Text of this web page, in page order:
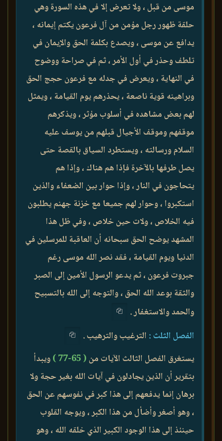
موسى من قبل ، ولا تعرض إلا في هذه السورة وهي
حلقة ظهور رجل مؤمن من آل فرعون يكتم إيمانه ،
يدافع عن موسى ، ويصدع بكلمة الحق والإيمان في
تلطف وحذر في أول الأمر ، ثم في صراحة ووضوح
في النهاية ، ويعرض في جدله مع فرعون حجج الحق
وبراهينه قوية ناصعة ، يحذرهم يوم القيامة ، ويمثل
لهم بعض مشاهده في أسلوب مؤثر ، ويذكرهم
موقفهم وموقف الأجيال قبلهم من يوسف عليه
السلام ورسالته ، ويستطرد السياق بالقصة حتى
يصل طرفها بالآخرة فإذا هم هناك ، وإذا هم
يتحاجون في النار ، وإذا حوار بين الضعفاء والذين
استكبروا ، وحوار لهم جميعا مع خزنة جهنم يطلبون
فيه الخلاص ، ولات حين خلاص ، وفي ظل هذا
المشهد يوضح الحق سبحانه أن العاقبة للمرسلين في
الدنيا ويوم القيامة ، فقد نصر الله موسى رغم
جبروت فرعون ، ثم يدعو الرسول الأمين إلى الصبر
والثقة بوعد الله الحق ، والتوجه إلى الله بالتسبيح
والحمد والاستغفار .
الفصل الثلث : الترغيب والترهيب .
يستغرق الفصل الثالث الآيات من ( 65-77 )
ويبدأ
بتقرير أن الذين يجادلون في آيات الله بغير حجة ولا
برهان إنما يدفعهم إلى هذا كبر في نفوسهم عن الحق
، وهو أصغر وأضأل من هذا الكبر ، ويوجه القلوب
حينئذ إلى هذا الوجود الكبير الذي خلقه الله ، وهو